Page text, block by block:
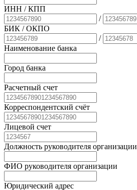
ИНН / КПП
/
БИК / ОКПО
/
Наименование банка
Город банка
Расчетный счет
Корреспондентский счёт
Лицевой счет
Должность руководителя организации
ФИО руководителя организации
Юридический адрес